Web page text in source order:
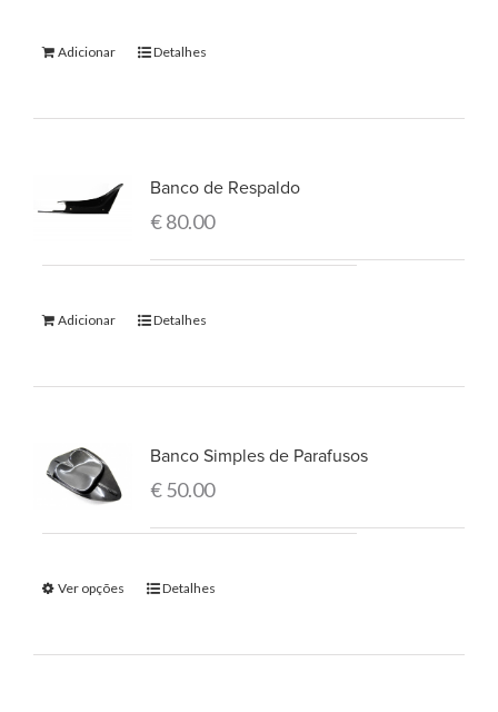
Adicionar Detalhes
Banco de Respaldo
€80.00
Adicionar Detalhes
Banco Simples de Parafusos
€50.00
Ver opções Detalhes